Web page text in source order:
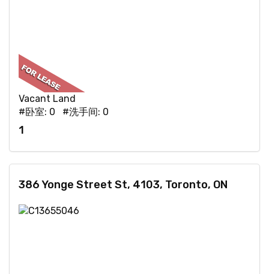
Vacant Land
#卧室: 0 #洗手间: 0
1
386 Yonge Street St, 4103, Toronto, ON